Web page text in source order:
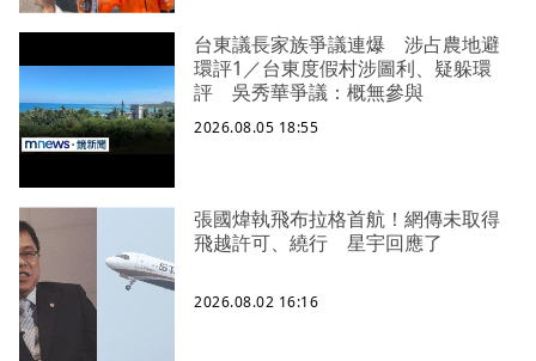
台東議長家族爭議連爆 涉占農地避
環評1／台東度假村涉圖利、疑躲環
評 吳秀華爭議：概無參與
2026.08.05 18:55
張國煒執飛布拉格首航！網傳未取得
飛越許可、繞行 星宇回應了
2026.08.02 16:16